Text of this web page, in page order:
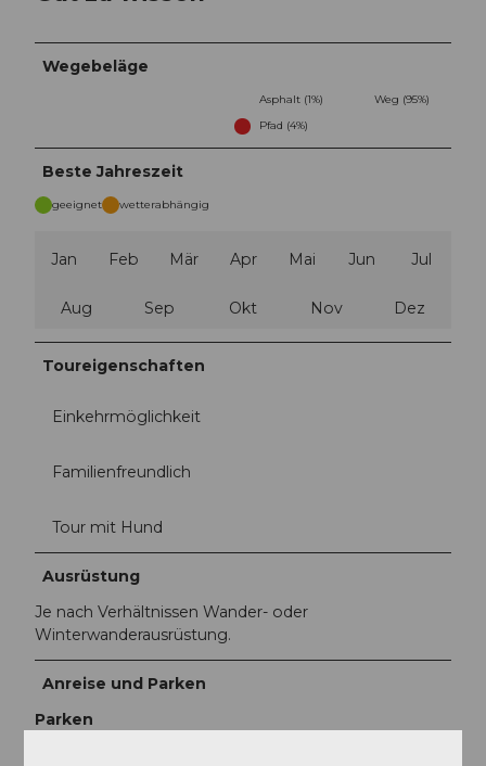
Wegebeläge
Asphalt (1%)
Weg (95%)
Pfad (4%)
Beste Jahreszeit
geeignet wetterabhängig
Jan Feb Mär Apr Mai Jun Jul
Aug Sep Okt Nov Dez
Toureigenschaften
Einkehrmöglichkeit
Familienfreundlich
Tour mit Hund
Ausrüstung
Je nach Verhältnissen Wander- oder
Winterwanderausrüstung.
Anreise und Parken
Parken